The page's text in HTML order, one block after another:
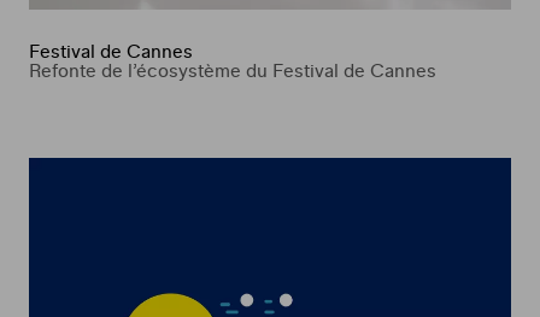
Festival de Cannes
Refonte de l’écosystème du Festival de Cannes